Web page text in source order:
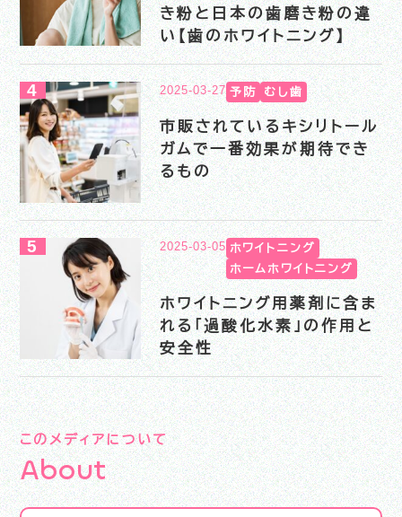
き粉と日本の歯磨き粉の違
い【歯のホワイトニング】
2025-03-27 予防 むし歯
市販されているキシリトール
ガムで一番効果が期待でき
るもの
2025-03-05 ホワイトニング
ホームホワイトニング
ホワイトニング用薬剤に含ま
れる「過酸化水素」の作用と
安全性
このメディアについて
About